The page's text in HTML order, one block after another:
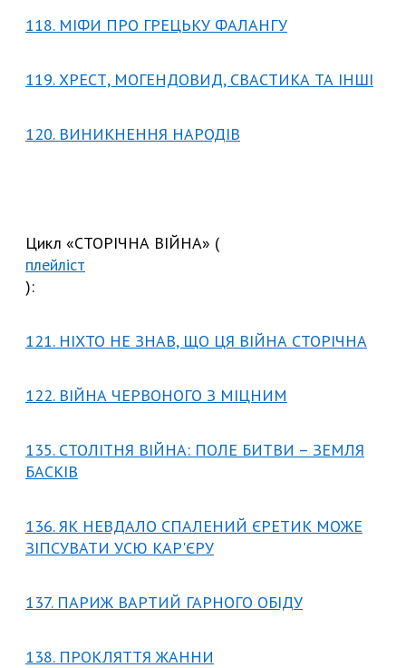
118. МІФИ ПРО ГРЕЦЬКУ ФАЛАНГУ
119. ХРЕСТ, МОГЕНДОВИД, СВАСТИКА ТА ІНШІ
120. ВИНИКНЕННЯ НАРОДІВ
Цикл «СТОРІЧНА ВІЙНА» (
плейліст
):
121. НІХТО НЕ ЗНАВ, ЩО ЦЯ ВІЙНА СТОРІЧНА
122. ВІЙНА ЧЕРВОНОГО З МІЦНИМ
135. СТОЛІТНЯ ВІЙНА: ПОЛЕ БИТВИ – ЗЕМЛЯ
БАСКІВ
136. ЯК НЕВДАЛО СПАЛЕНИЙ ЄРЕТИК МОЖЕ
ЗІПСУВАТИ УСЮ КАР'ЄРУ
137. ПАРИЖ ВАРТИЙ ГАРНОГО ОБІДУ
138. ПРОКЛЯТТЯ ЖАННИ